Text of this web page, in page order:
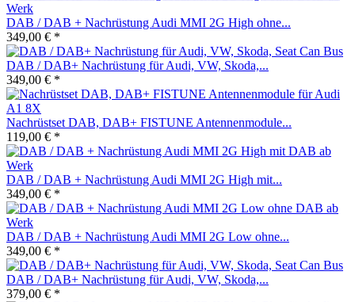
DAB / DAB + Nachrüstung Audi MMI 2G High ohne...
349,00 € *
DAB / DAB+ Nachrüstung für Audi, VW, Skoda,...
349,00 € *
Nachrüstset DAB, DAB+ FISTUNE Antennenmodule...
119,00 € *
DAB / DAB + Nachrüstung Audi MMI 2G High mit...
349,00 € *
DAB / DAB + Nachrüstung Audi MMI 2G Low ohne...
349,00 € *
DAB / DAB+ Nachrüstung für Audi, VW, Skoda,...
379,00 € *